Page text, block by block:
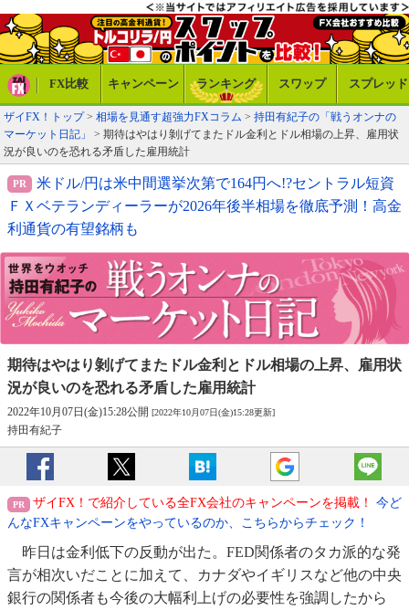
FX比較 キャンペーン ランキング スワップ スプレッド
ザイFX！トップ> 相場を見通す超強力FXコラム > 持田有紀子の「戦うオンナの
マーケット日記」
> 期待はやはり剝げてまたドル金利とドル相場の上昇、雇用状
況が良いのを恐れる矛盾した雇用統計
米ドル/円は米中間選挙次第で164円へ!?セントラル短資
ＦＸベテランディーラーが2026年後半相場を徹底予測！高金
利通貨の有望銘柄も
期待はやはり剝げてまたドル金利とドル相場の上昇、
雇用状
況が良いのを恐れる矛盾した雇用統計
2022年10月07日(金)15:28公開 [2022年10月07日(金)15:28更新]
持田有紀子
ザイFX！で紹介している全FX会社のキャンペーンを掲載！
今ど
んなFXキャンペーンをやっているのか、こちらからチェック！
昨日は金利低下の反動が出た。FED関係者のタカ派的な発
言が相次いだことに加えて、カナダやイギリスなど他の中央
銀行の関係者も今後の大幅利上げの必要性を強調したから